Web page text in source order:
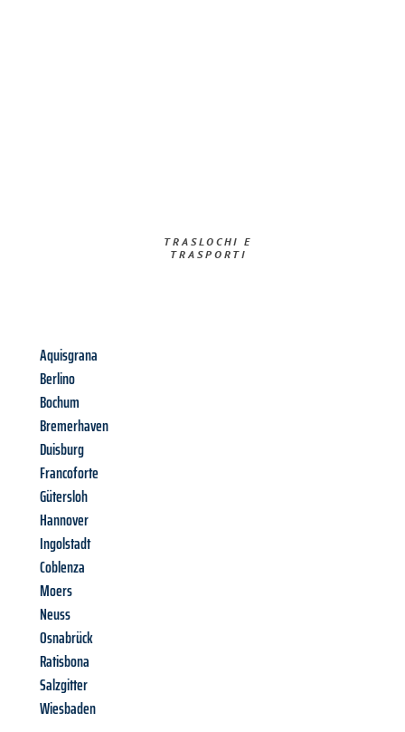
TRASLOCHI E
TRASPORTI​
Aquisgrana
Berlino
Bochum
Bremerhaven
Duisburg
Francoforte
Gütersloh
Hannover
Ingolstadt
Coblenza
Moers
Neuss
Osnabrück
Ratisbona
Salzgitter
Wiesbaden